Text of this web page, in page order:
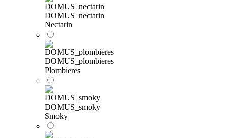
DOMUS_nectarin
Nectarin
DOMUS_plombieres
Plombieres
DOMUS_smoky
Smoky